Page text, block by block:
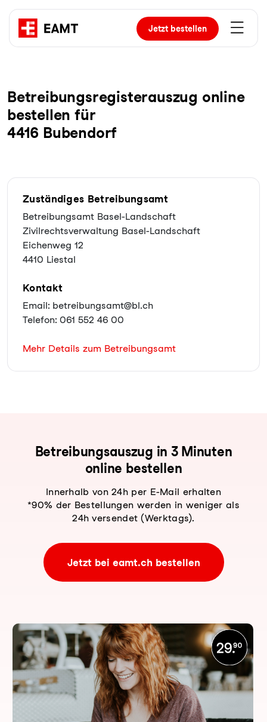
Jetztbestellen
Be­trei­bungs­re­gis­ter­aus­zug online
bestellen für
4416 Bubendorf
Zuständiges Betreibungsamt
Betreibungsamt Basel-Landschaft
Zivilrechtsverwaltung Basel-Landschaft
Eichenweg 12
4410 Liestal
Kontakt
Email: betreibungsamt@bl.ch
Telefon: 061 552 46 00
Mehr Details zum Betreibungsamt
Be­trei­bungs­aus­zug in 3 Minuten
online bestellen
Innerhalb von 24h per E-Mail erhalten
*90% der Bestellungen werden in weniger als
24h versendet (Werktags).
Jetzt bei eamt.ch bestellen